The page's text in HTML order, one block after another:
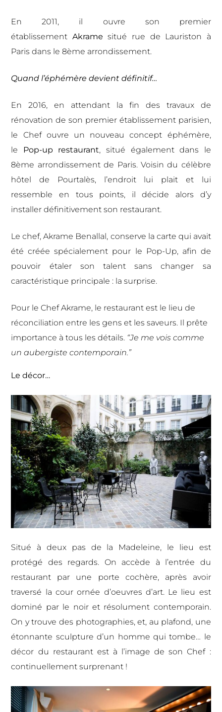
En 2011, il ouvre son premier
établissement Akramesitué
rue de Lauriston à
Paris dans le 8ème arrondissement.
Quand l’éphémère devient définitif…
En 2016, en attendant la fin des travaux de
rénovation de son premier établissement parisien,
le Chef ouvre un nouveau concept éphémère,
le Pop-up restaurant, situé également dans le
8ème arrondissement de Paris. Voisin du célèbre
hôtel de Pourtalès, l’endroit lui plait et lui
ressemble en tous points, il décide alors d’y
installer définitivement son restaurant.
Le chef, Akrame Benallal, conserve la carte qui avait
été créée spécialement pour le Pop-Up, afin de
pouvoir étaler son talent sans changer sa
caractéristique principale : la surprise.
Pour le Chef Akrame, le restaurant est le lieu de
réconciliation entre les gens et les saveurs. Il prête
importance à tous les détails. “Je me vois comme
un aubergiste contemporain.”
Le décor…
Situé à deux pas de la Madeleine, le lieu est
protégé des regards. On accède à l’entrée du
restaurant par une porte cochère, après avoir
traversé la cour ornée d’oeuvres d’art. Le lieu est
dominé par le noir et résolument contemporain.
On y trouve des photographies, et, au plafond, une
étonnante sculpture d’un homme qui tombe… le
décor du restaurant est à l’image de son Chef :
continuellement surprenant !